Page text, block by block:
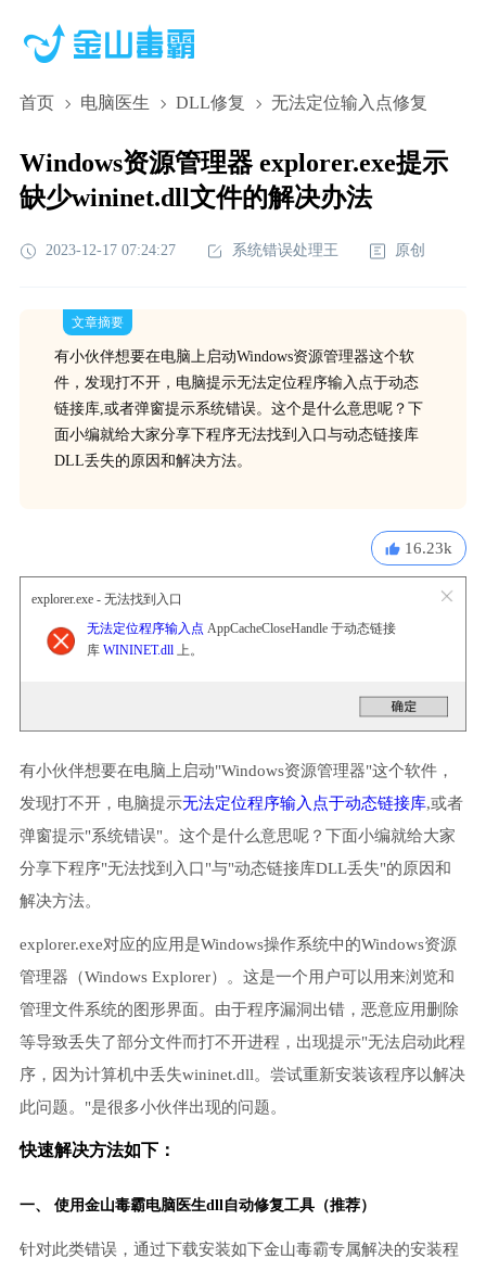
首页 电脑医生 DLL修复 无法定位输入点修复
Windows资源管理器 explorer.exe提示
缺少wininet.dll文件的解决办法
2023-12-17 07:24:27 系统错误处理王 原创
文章摘要
有小伙伴想要在电脑上启动Windows资源管理器这个软
件，发现打不开，电脑提示无法定位程序输入点于动态
链接库,或者弹窗提示系统错误。这个是什么意思呢？下
面小编就给大家分享下程序无法找到入口与动态链接库
DLL丢失的原因和解决方法。
16.23k
explorer.exe - 无法找到入口
无法定位程序输入点 AppCacheCloseHandle 于动态链接
库 WININET.dll上。
有小伙伴想要在电脑上启动"Windows资源管理器"这个软件，
发现打不开，电脑提示无法定位程序输入点于动态链接库,或者
弹窗提示"系统错误"。这个是什么意思呢？下面小编就给大家
分享下程序"无法找到入口"与"动态链接库DLL丢失"的原因和
解决方法。
explorer.exe对应的应用是Windows操作系统中的Windows资源
管理器（Windows Explorer）。这是一个用户可以用来浏览和
管理文件系统的图形界面。由于程序漏洞出错，恶意应用删除
等导致丢失了部分文件而打不开进程，出现提示"无法启动此程
序，因为计算机中丢失wininet.dll。尝试重新安装该程序以解决
此问题。"是很多小伙伴出现的问题。
快速解决方法如下：
一、 使用金山毒霸电脑医生dll自动修复工具（推荐）
针对此类错误，通过下载安装如下金山毒霸专属解决的安装程